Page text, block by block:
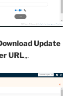
Update
URL„.